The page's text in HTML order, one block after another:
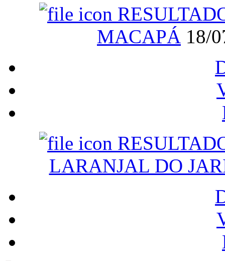
MACAPÁ 18/
LARANJAL DO